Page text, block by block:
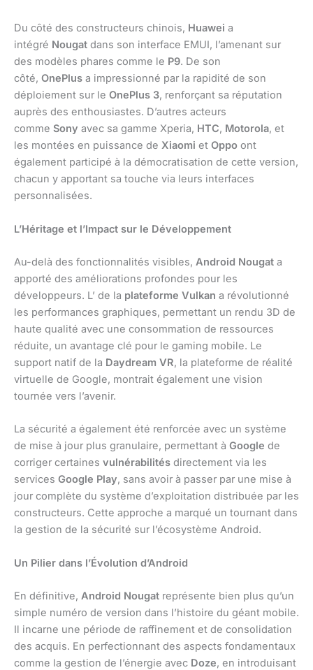
Du côté des constructeurs chinois, Huawei a
intégré Nougat dans son interface EMUI, l’amenant sur
des modèles phares comme le P9. De son
côté, OnePlus a impressionné par la rapidité de son
déploiement sur le OnePlus 3, renforçant sa réputation
auprès des enthousiastes. D’autres acteurs
comme Sony avec sa gamme Xperia, HTC, Motorola, et
les montées en puissance de Xiaomi et Oppo ont
également participé à la démocratisation de cette version,
chacun y apportant sa touche via leurs interfaces
personnalisées.
L’Héritage et l’Impact sur le Développement
Au-delà des fonctionnalités visibles, Android Nougat a
apporté des améliorations profondes pour les
développeurs. L’ de la plateforme Vulkan a révolutionné
les performances graphiques, permettant un rendu 3D de
haute qualité avec une consommation de ressources
réduite, un avantage clé pour le gaming mobile. Le
support natif de la Daydream VR, la plateforme de réalité
virtuelle de Google, montrait également une vision
tournée vers l’avenir.
La sécurité a également été renforcée avec un système
de mise à jour plus granulaire, permettant à Google de
corriger certaines vulnérabilités directement via les
services Google Play, sans avoir à passer par une mise à
jour complète du système d’exploitation distribuée par les
constructeurs. Cette approche a marqué un tournant dans
la gestion de la sécurité sur l’écosystème Android.
Un Pilier dans l’Évolution d’Android
En définitive, Android Nougat représente bien plus qu’un
simple numéro de version dans l’histoire du géant mobile.
Il incarne une période de raffinement et de consolidation
des acquis. En perfectionnant des aspects fondamentaux
comme la gestion de l’énergie avec Doze, en introduisant